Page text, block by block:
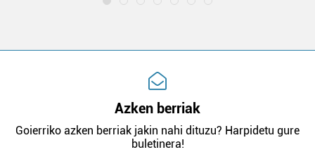
Azken berriak
Goierriko azken berriak jakin nahi dituzu? Harpidetu gure
buletinera!